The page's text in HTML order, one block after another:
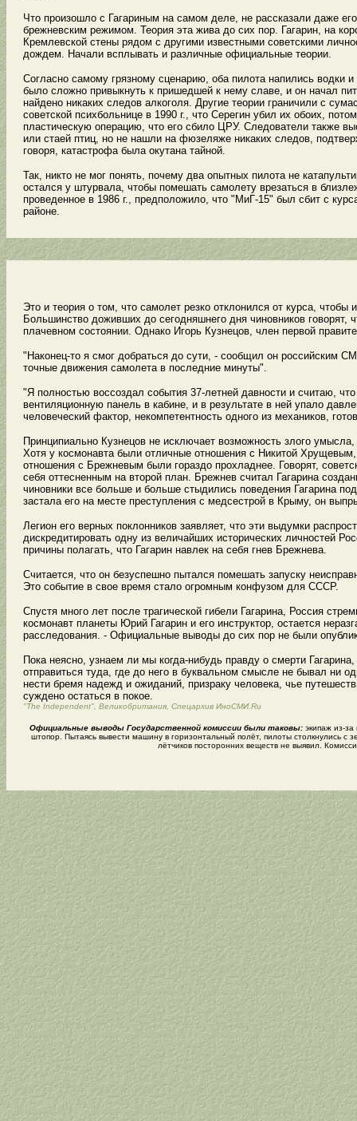
Что произошло с Гагариным на самом деле, не рассказали даже
брежневским режимом. Теория эта жива до сих пор. Гагарин, на
Кремлевской стены рядом с другими известными советскими
дождем. Начали всплывать и различные официальные теории.
Согласно самому грязному сценарию, оба пилота напились водки
было сложно привыкнуть к пришедшей к нему славе, и он начал
найдено никаких следов алкоголя. Другие теории граничили с
советской психбольнице в 1990 г., что Серегин убил их обоих,
пластическую операцию, что его сбило ЦРУ. Следователи также
или стаей птиц, но не нашли на фюзеляже никаких следов,
говоря, катастрофа была окутана тайной.
Так, никто не мог понять, почему два опытных пилота не
остался у штурвала, чтобы помешать самолету врезаться в
проведенное в 1986 г., предположило, что "МиГ-15" был сбит с
районе.
Это и теория о том, что самолет резко отклонился от курса,
Большинство доживших до сегодняшнего дня чиновников говорят,
плачевном состоянии. Однако Игорь Кузнецов, член первой
"Наконец-то я смог добраться до сути, - сообщил он российским
точные движения самолета в последние минуты".
"Я полностью воссоздал события 37-летней давности и считаю,
вентиляционную панель в кабине, и в результате в ней упало
человеческий фактор, некомпетентность одного из механиков,
Принципиально Кузнецов не исключает возможность злого
Хотя у космонавта были отличные отношения с Никитой Хрущевым,
отношения с Брежневым были гораздо прохладнее. Говорят,
себя оттесненным на второй план. Брежнев считал Гагарина
чиновники все больше и больше стыдились поведения Гагарина
застала его на месте преступления с медсестрой в Крыму, он
Легион его верных поклонников заявляет, что эти выдумки
дискредитировать одну из величайших исторических личностей
причины полагать, что Гагарин навлек на себя гнев Брежнева.
Считается, что он безуспешно пытался помешать запуску
Это событие в свое время стало огромным конфузом для СССР.
Спустя много лет после трагической гибели Гагарина, Россия
космонавт планеты Юрий Гагарин и его инструктор, остается
расследования. - Официальные выводы до сих пор не были
Пока неясно, узнаем ли мы когда-нибудь правду о смерти
отправиться туда, где до него в буквальном смысле не бывал ни
нести бремя надежд и ожиданий, призраку человека, чье
суждено остаться в покое.
"The Independent", Великобритания, Спецархив ИноСМИ.Ru
Официальные выводы Государственной комиссии были таковы:экипаж из-за
штопор. Пытаясь вывести машину в горизонтальный полёт, пилоты столкнулись
лётчиков посторонних веществ не выявил.